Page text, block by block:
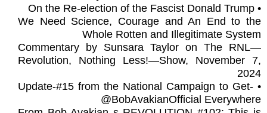
• On the Re-election of the Fascist Donald Trump
We Need Science, Courage and An End to the
Whole Rotten and Illegitimate System
Commentary by Sunsara Taylor on The RNL—
Revolution, Nothing Less!—Show, November 7,
2024
• -Update-#15 from the National Campaign to Get
@BobAvakianOfficial Everywhere